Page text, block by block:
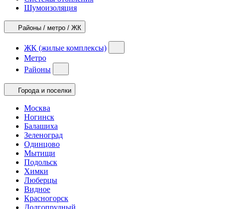
Шумоизоляция
Районы / метро / ЖК
ЖК (жилые комплексы)
Метро
Районы
Города и поселки
Москва
Ногинск
Балашиха
Зеленоград
Одинцово
Мытищи
Подольск
Химки
Люберцы
Видное
Красногорск
Долгопрудный